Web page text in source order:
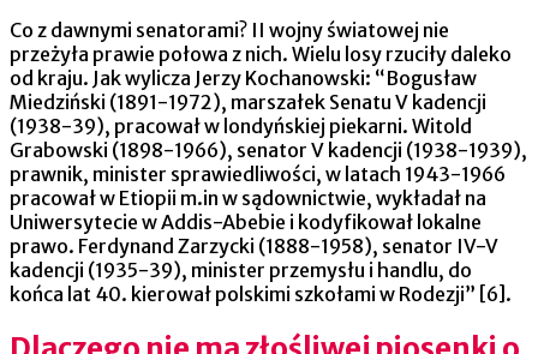
Co z dawnymi senatorami? II wojny światowej nie
przeżyła prawie połowa z nich. Wielu losy rzuciły daleko
od kraju. Jak wylicza Jerzy Kochanowski: “Bogusław
Miedziński (1891-1972), marszałek Senatu V kadencji
(1938-39), pracował w londyńskiej piekarni. Witold
Grabowski (1898-1966), senator V kadencji (1938-1939),
prawnik, minister sprawiedliwości, w latach 1943-1966
pracował w Etiopii m.in w sądownictwie, wykładał na
Uniwersytecie w Addis-Abebie i kodyfikował lokalne
prawo. Ferdynand Zarzycki (1888-1958), senator IV-V
kadencji (1935-39), minister przemysłu i handlu, do
końca lat 40. kierował polskimi szkołami w Rodezji” [6].